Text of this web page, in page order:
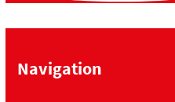
Navigation